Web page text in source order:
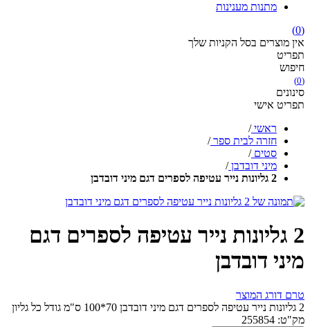
מתנות מענינות
(0)
אין מוצרים בסל הקניות שלך
תפריט
חיפוש
(0)
סינונים
תפריט אישי
ראשי /
חזרה לבית ספר /
סטים /
מיני דובדבן /
2 גליונות נייר עטיפה לספרים דגם מיני דובדבן
2 גליונות נייר עטיפה לספרים דגם
מיני דובדבן
טרם דורג המוצר
2 גליונות נייר עטיפה לספרים דגם מיני דובדבן 70*100 ס"מ גודל כל גליון
מק"ט: 255854